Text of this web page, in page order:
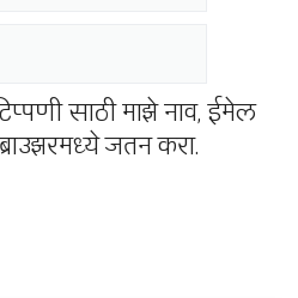
साठी माझे नाव, ईमेल
जतन करा.